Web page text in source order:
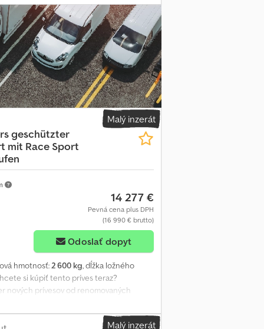
nízky podvoz s podvozkom ALKO
nadstavba, čierna farba, strecha
zadná klapka, rezervné koleso,
farba, 2 bočné dvere a zadná rampa
eur vrátane DPH, franko továreň
otváracia doba: PO – PI 08:00 – 12:30
na trailershop Obsah a obrázky sú
informácie sú orientačné, č. položky:
Malý inzerát
geschützter
mit Race Sport
14 277 €
Pevná cena plus DPH
(16 990 € brutto)
Odoslať dopyt
hmotnosť:2 600 kg, dĺžka ložného
si kúpiť tento príves teraz?
nových prívesov od renomovaných
neustále v ponuke. orientačný príklad:
rozmery 450 x 200 x 175 cm,
Malý inzerát